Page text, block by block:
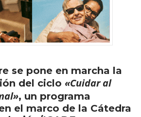
se pone en marcha la
del ciclo «Cuidar al
, un programa
el marco de la Cátedra